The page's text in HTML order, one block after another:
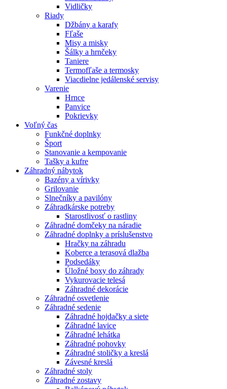
Vidličky
Riady
Džbány a karafy
Fľaše
Misy a misky
Šálky a hrnčeky
Taniere
Termofľaše a termosky
Viacdielne jedálenské servisy
Varenie
Hrnce
Panvice
Pokrievky
Voľný čas
Funkčné doplnky
Šport
Stanovanie a kempovanie
Tašky a kufre
Záhradný nábytok
Bazény a vírivky
Grilovanie
Slnečníky a pavilóny
Záhradkárske potreby
Starostlivosť o rastliny
Záhradné domčeky na náradie
Záhradné doplnky a príslušenstvo
Hračky na záhradu
Koberce a terasová dlažba
Podsedáky
Úložné boxy do záhrady
Vykurovacie telesá
Záhradné dekorácie
Záhradné osvetlenie
Záhradné sedenie
Záhradné hojdačky a siete
Záhradné lavice
Záhradné lehátka
Záhradné pohovky
Záhradné stoličky a kreslá
Závesné kreslá
Záhradné stoly
Záhradné zostavy